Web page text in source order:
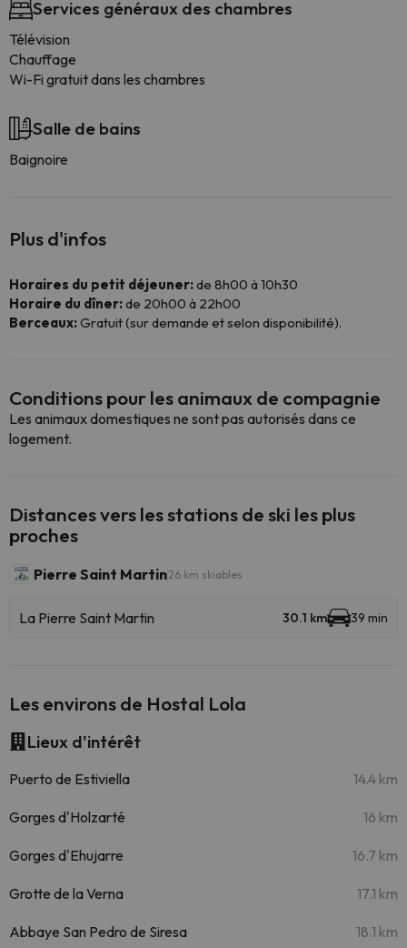
Services généraux des chambres
Télévision
Chauffage
Wi-Fi gratuit dans les chambres
Salle de bains
Baignoire
Plus d'infos
Horaires du petit déjeuner:de 8h00 à 10h30
Horaire du dîner:de 20h00 à 22h00
Berceaux:Gratuit (sur demande et selon disponibilité).
Conditions pour les animaux de compagnie
Les animaux domestiques ne sont pas autorisés dans ce
logement.
Distances vers les stations de ski les plus
proches
Pierre Saint Martin26 km skiables
La Pierre Saint Martin 30.1 km 39 min
Les environs de Hostal Lola
Lieux d'intérêt
Puerto de Estiviella 14.4 km
Gorges d'Holzarté 16 km
Gorges d'Ehujarre 16.7 km
Grotte de la Verna 17.1 km
Abbaye San Pedro de Siresa 18.1 km